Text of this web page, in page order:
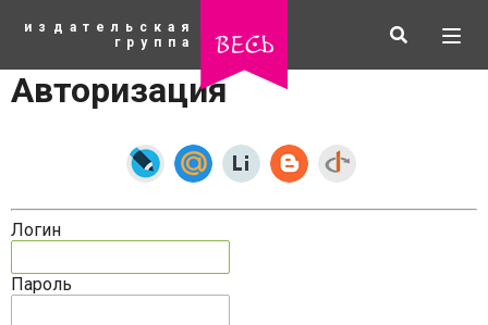
основному
издательская
группа
весь Искать
Авторизация
Логин
Пароль